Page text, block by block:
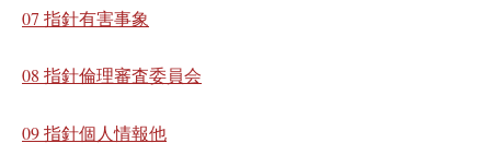
07 指針有害事象
08 指針倫理審査委員会
09 指針個人情報他